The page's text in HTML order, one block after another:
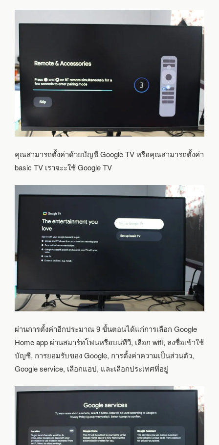
คุณสามารถตั้งค่าด้วยบัญชี Google TV หรือคุณสามารถตั้งค่า
basic TV เราจะะใช้ Google TV
ผ่านการตั้งค่าอีกประมาณ 9 ขั้นตอนได้แก่การเลือก Google
Home app ผ่านสมาร์ทโฟนหรือบนทีวี, เลือก wifi, ลงชื่อเข้าใช้
บัญชี, การยอมรับของ Google, การตั้งค่าความเป็นส่วนตัว,
Google service, เลือกแอป, และเลือกประเทศที่อยู่